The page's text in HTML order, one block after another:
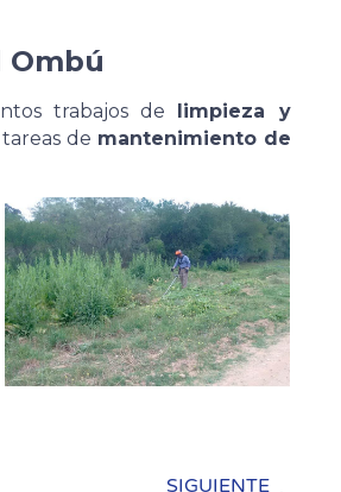
Ombú
trabajos de
limpieza y
de mantenimiento de
SIGUIENTE